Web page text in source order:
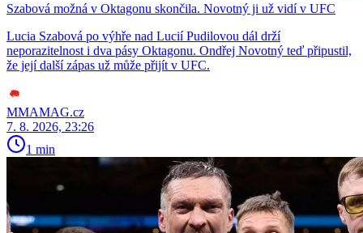
Szabová možná v Oktagonu skončila. Novotný ji už vidí v UFC
Lucia Szabová po výhře nad Lucií Pudilovou dál drží
neporazitelnost i dva pásy Oktagonu. Ondřej Novotný teď připustil,
že její další zápas už může přijít v UFC.
MMAMAG.cz
7. 8. 2026, 23:26
1 min